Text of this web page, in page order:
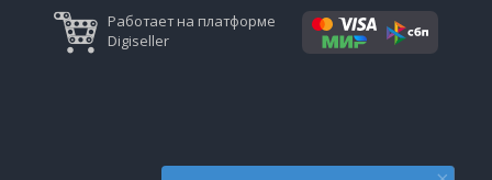
Работает на платформе
Digiseller